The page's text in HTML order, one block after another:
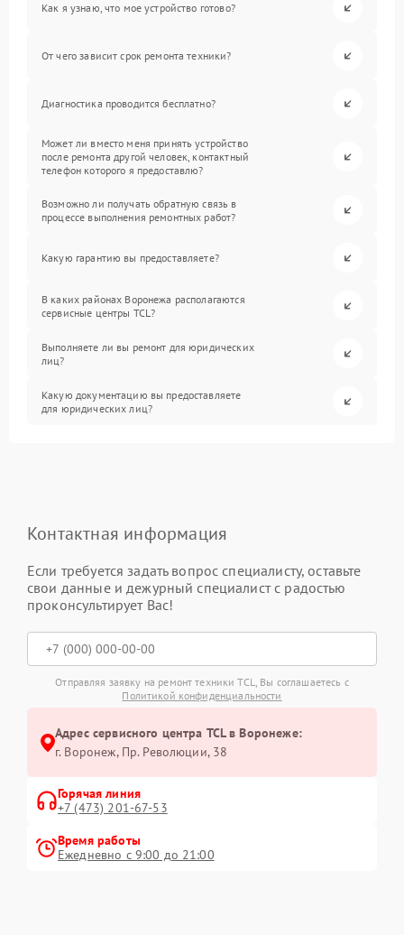
Как я узнаю, что мое устройство готово?
От чего зависит срок ремонта техники?
Диагностика проводится бесплатно?
Может ли вместо меня принять устройство
после ремонта другой человек, контактный
телефон которого я предоставлю?
Возможно ли получать обратную связь в
процессе выполнения ремонтных работ?
Какую гарантию вы предоставляете?
В каких районах Воронежа располагаются
сервисные центры TCL?
Выполняете ли вы ремонт для юридических
лиц?
Какую документацию вы предоставляете
для юридических лиц?
Контактная информация
Если требуется задать вопрос специалисту, оставьте
свои данные и дежурный специалист с радостью
проконсультирует Вас!
Отправляя заявку на ремонт техники TCL, Вы соглашаетесь с
Политикой конфиденциальности
Адрес сервисного центра TCL в Воронеже:
г. Воронеж, Пр. Революции, 38
Горячая линия
+7 (473) 201-67-53
Время работы
Ежедневно с 9:00 до 21:00